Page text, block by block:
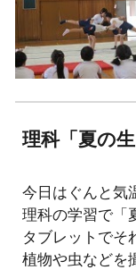
理科「夏の
今日はぐんと気
理科の学習で「
タブレットでそ
植物や虫などを